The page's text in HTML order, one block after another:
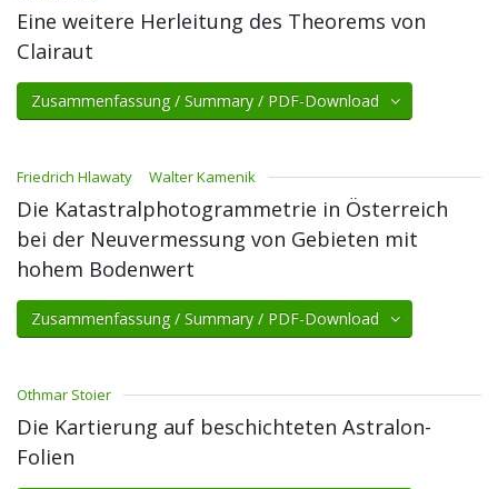
Eine weitere Herleitung des Theorems von
Clairaut
Zusammenfassung / Summary / PDF-Download
Friedrich Hlawaty Walter Kamenik
Die Katastralphotogrammetrie in Österreich
bei der Neuvermessung von Gebieten mit
hohem Bodenwert
Zusammenfassung / Summary / PDF-Download
Othmar Stoier
Die Kartierung auf beschichteten Astralon-
Folien